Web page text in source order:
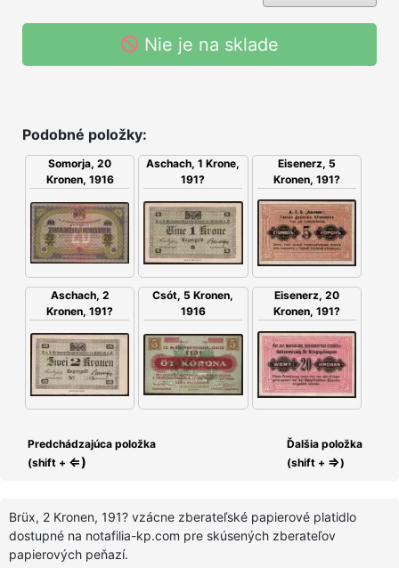
Nie je na sklade
Podobné položky:
Somorja, 20
Kronen, 1916
Aschach, 1 Krone,
191?
Eisenerz, 5
Kronen, 191?
Aschach, 2
Kronen, 191?
Csót, 5 Kronen,
1916
Eisenerz, 20
Kronen, 191?
Predchádzajúca položka
(shift + ⇐)
Ďalšia položka
(shift + ⇒)
Brüx, 2 Kronen, 191? vzácne zberateľské papierové platidlo
dostupné na notafilia-kp.com pre skúsených zberateľov
papierových peňazí.